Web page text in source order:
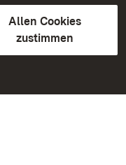
Allen Cookies
zustimmen